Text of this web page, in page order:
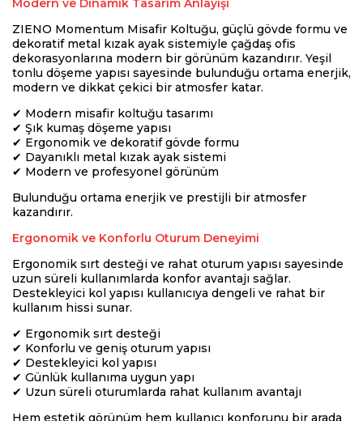
Modern ve Dinamik Tasarım Anlayışı
ZIENO Momentum Misafir Koltuğu, güçlü gövde formu ve
dekoratif metal kızak ayak sistemiyle çağdaş ofis
dekorasyonlarına modern bir görünüm kazandırır. Yeşil
tonlu döşeme yapısı sayesinde bulunduğu ortama enerjik,
modern ve dikkat çekici bir atmosfer katar.
✔ Modern misafir koltuğu tasarımı
✔ Şık kumaş döşeme yapısı
✔ Ergonomik ve dekoratif gövde formu
✔ Dayanıklı metal kızak ayak sistemi
✔ Modern ve profesyonel görünüm
Bulunduğu ortama enerjik ve prestijli bir atmosfer
kazandırır.
Ergonomik ve Konforlu Oturum Deneyimi
Ergonomik sırt desteği ve rahat oturum yapısı sayesinde
uzun süreli kullanımlarda konfor avantajı sağlar.
Destekleyici kol yapısı kullanıcıya dengeli ve rahat bir
kullanım hissi sunar.
✔ Ergonomik sırt desteği
✔ Konforlu ve geniş oturum yapısı
✔ Destekleyici kol yapısı
✔ Günlük kullanıma uygun yapı
✔ Uzun süreli oturumlarda rahat kullanım avantajı
Hem estetik görünüm hem kullanıcı konforunu bir arada